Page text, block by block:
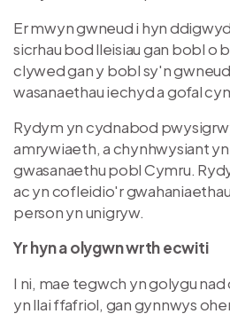
Er mwyn gwneud i hyn
sicrhau bod lleisiau gan bobl o
clywed gan y bobl sy'n
wasanaethau iechyd a gofal
Rydym yn cydnabod
amrywiaeth, a chynhwysiant
gwasanaethu pobl Cymru.
ac yn cofleidio'r
person yn unigryw.
Yr hyn a olygwn wrth ecwiti
I ni, mae tegwch yn golygu
yn llai ffafriol, gan gynnwys